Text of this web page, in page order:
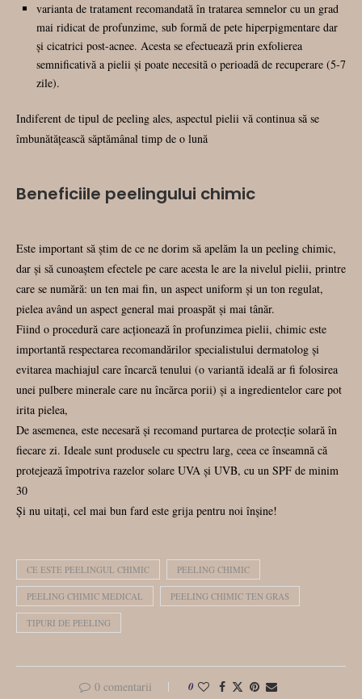
varianta de tratament recomandată în tratarea semnelor cu un grad
mai ridicat de profunzime, sub formă de pete hiperpigmentare dar
și cicatrici post-acnee. Acesta se efectuează prin exfolierea
semnificativă a pielii și poate necesită o perioadă de recuperare (5-7
zile).
Indiferent de tipul de peeling ales, aspectul pielii vă continua să se
îmbunătăţească săptămânal timp de o lună
Beneficiile peelingului chimic
Este important să știm de ce ne dorim să apelăm la un peeling chimic,
dar și să cunoaștem efectele pe care acesta le are la nivelul pielii, printre
care se numără: un ten mai fin, un aspect uniform şi un ton regulat,
pielea având un aspect general mai proaspăt şi mai tânăr.
Fiind o procedură care acționează în profunzimea pielii, chimic este
importantă respectarea recomandărilor specialistului dermatolog şi
evitarea machiajul care încarcă tenului (o variantă ideală ar fi folosirea
unei pulbere minerale care nu încărca porii) şi a ingredientelor care pot
irita pielea,
De asemenea, este necesară și recomand purtarea de protecţie solară în
fiecare zi. Ideale sunt produsele cu spectru larg, ceea ce înseamnă că
protejează împotriva razelor solare UVA şi UVB, cu un SPF de minim
30
Și nu uitați, cel mai bun fard este grija pentru noi înșine!
CE ESTE PEELINGUL CHIMIC PEELING CHIMIC
PEELING CHIMIC MEDICAL PEELING CHIMIC TEN GRAS
TIPURI DE PEELING
0 comentarii 0